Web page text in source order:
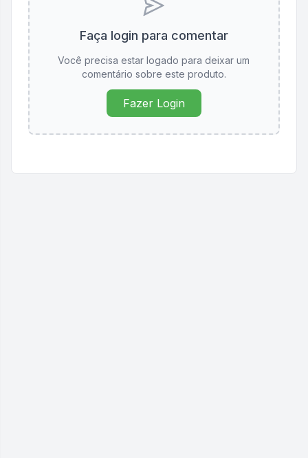
Faça login para comentar
Você precisa estar logado para deixar um
comentário sobre este produto.
Fazer Login